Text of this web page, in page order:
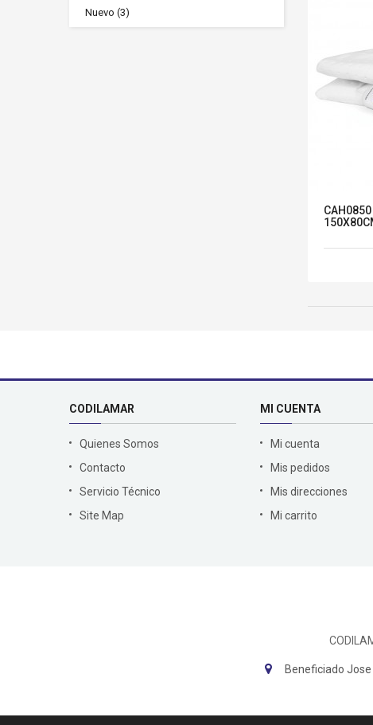
Nuevo (3)
CAH0850
CODILAMAR
Quienes Somos
Contacto
Servicio Técnico
Site Map
MI CUENTA
Mi cuenta
Mis pedidos
Mis direcciones
Mi carrito
Beneficiado